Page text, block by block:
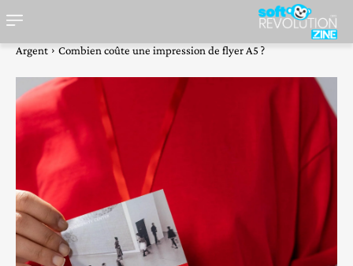
Argent Combien coûte une impression de flyer A5 ?